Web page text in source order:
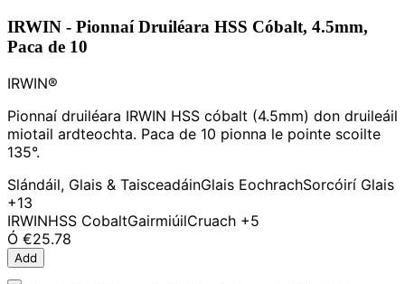
IRWIN - Pionnaí Druiléara HSS Cóbalt, 4.5mm,
Paca de 10
IRWIN®
Pionnaí druiléara IRWIN HSS cóbalt (4.5mm) don druileáil
miotail ardteochta. Paca de 10 pionna le pointe scoilte
135°.
Slándáil, Glais & TaisceadáinGlais EochrachSorcóirí Glais
+13
IRWINHSS CobaltGairmiúilCruach +5
Ó €25.78
Add